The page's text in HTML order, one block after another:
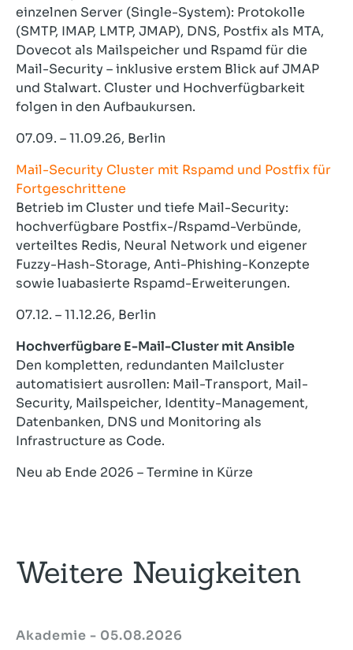
einzelnen Server (Single-System): Protokolle
(SMTP, IMAP, LMTP, JMAP), DNS, Postfix als MTA,
Dovecot als Mailspeicher und Rspamd für die
Mail-Security – inklusive erstem Blick auf JMAP
und Stalwart. Cluster und Hochverfügbarkeit
folgen in den Aufbaukursen.
07.09. – 11.09.26, Berlin
Mail-Security Cluster mit Rspamd und Postfix für
Fortgeschrittene
Betrieb im Cluster und tiefe Mail-Security:
hochverfügbare Postfix-/Rspamd-Verbünde,
verteiltes Redis, Neural Network und eigener
Fuzzy-Hash-Storage, Anti-Phishing-Konzepte
sowie luabasierte Rspamd-Erweiterungen.
07.12. – 11.12.26, Berlin
Hochverfügbare E-Mail-Cluster mit Ansible
Den kompletten, redundanten Mailcluster
automatisiert ausrollen: Mail-Transport, Mail-
Security, Mailspeicher, Identity-Management,
Datenbanken, DNS und Monitoring als
Infrastructure as Code.
Neu ab Ende 2026 – Termine in Kürze
Weitere Neuigkeiten
Akademie - 05.08.2026